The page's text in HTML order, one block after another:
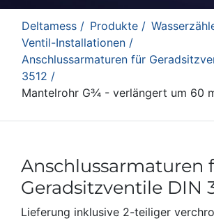
Deltamess / Produkte /
Ventil-Installationen /
Anschlussarmaturen für
3512 /
Mantelrohr G¾ - verlängert um 60
Anschlussarmaturen
Geradsitzventile DIN
Lieferung inklusive 2-teiliger